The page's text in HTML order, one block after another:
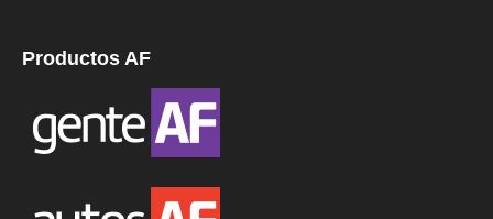
Productos AF